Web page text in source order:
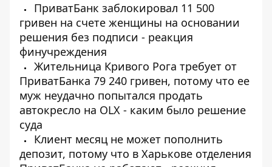
ПриватБанк заблокировал 11 500
гривен на счете женщины на основании
решения без подписи - реакция
финучреждения
Жительница Кривого Рога требует от
ПриватБанка 79 240 гривен, потому что ее
муж неудачно попытался продать
автокресло на OLX - каким было решение
суда
Клиент месяц не может пополнить
депозит, потому что в Харькове отделения